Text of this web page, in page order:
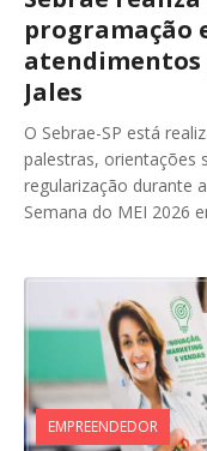
programação
Jales
O Sebrae-SP está
palestras, orientações
regularização durante
Semana do MEI 2026
EMPREENDEDOR